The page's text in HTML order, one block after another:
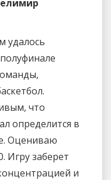
удалось
что
определится в
Оцениваю
Игру заберет
и